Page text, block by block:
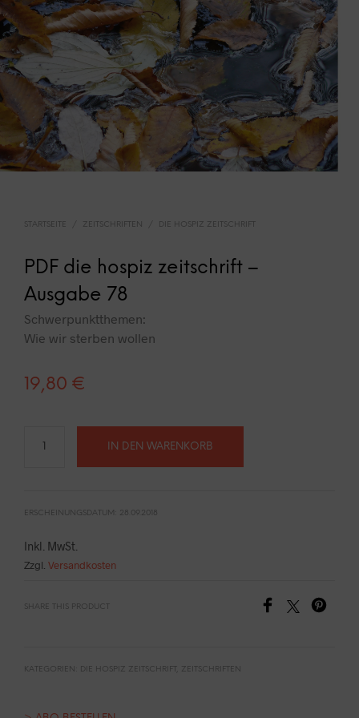
STARTSEITE ZEITSCHRIFTEN DIE HOSPIZ ZEITSCHRIFT
PDF die hospiz zeitschrift –
Ausgabe 78
Schwerpunktthemen:
Wie wir sterben wollen
19,80 €
IN DEN WARENKORB
ERSCHEINUNGSDATUM: 28.09.2018
Inkl. MwSt.
Zzgl. Versandkosten
SHARE THIS PRODUCT
KATEGORIEN: DIE HOSPIZ ZEITSCHRIFT ZEITSCHRIFTEN